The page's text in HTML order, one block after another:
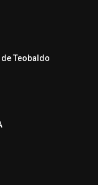
Teobaldo